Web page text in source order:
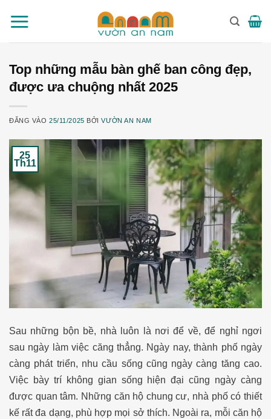
qua
Top những mẫu bàn ghế ban công đẹp,
được ưa chuộng nhất 2025
ĐĂNG VÀO25/11/2025 BỞIVƯỜN AN NAM
25
Th11
Sau những bộn bề, nhà luôn là nơi để về, để nghỉ ngơi
sau ngày làm việc căng thẳng. Ngày nay, thành phố ngày
càng phát triển, nhu cầu sống cũng ngày càng tăng cao.
Việc bày trí không gian sống hiện đại cũng ngày càng
được quan tâm. Những căn hộ chung cư, nhà phố có thiết
kế rất đa dạng, phù hợp mọi sở thích. Ngoài ra, mỗi căn hộ